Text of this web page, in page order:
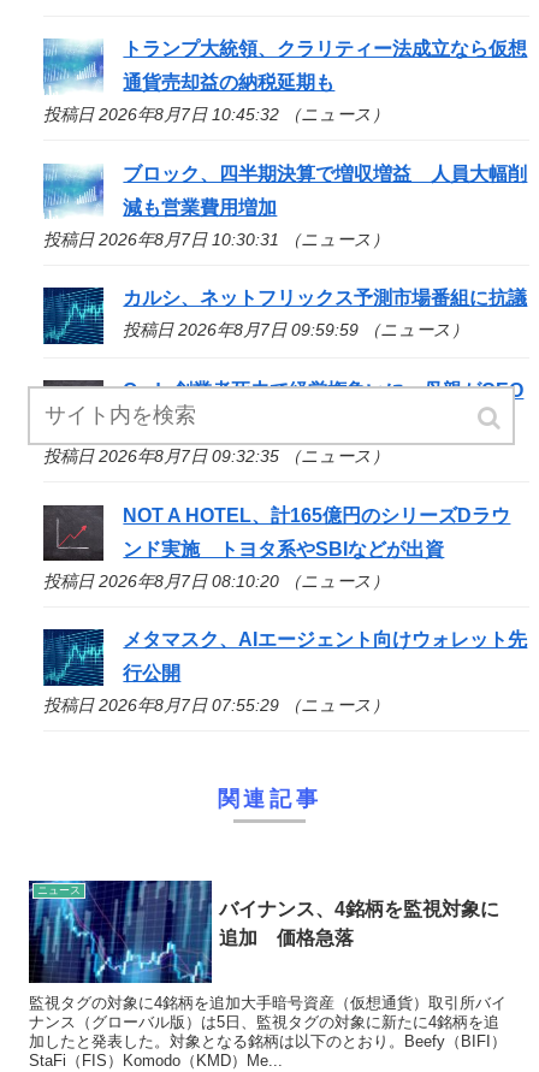
トランプ大統領、クラリティー法成立なら仮想
通貨売却益の納税延期も
投稿日 2026年8月7日 10:45:32 （ニュース）
ブロック、四半期決算で増収増益 人員大幅削
減も営業費用増加
投稿日 2026年8月7日 10:30:31 （ニュース）
カルシ、ネットフリックス予測市場番組に抗議
投稿日 2026年8月7日 09:59:59 （ニュース）
Ondo創業者死去で経営権争いに、母親がCEO
を提訴
投稿日 2026年8月7日 09:32:35 （ニュース）
NOT A HOTEL、計165億円のシリーズDラウ
ンド実施 トヨタ系やSBIなどが出資
投稿日 2026年8月7日 08:10:20 （ニュース）
メタマスク、AIエージェント向けウォレット先
行公開
投稿日 2026年8月7日 07:55:29 （ニュース）
関連記事
ニュース
バイナンス、4銘柄を監視対象に
追加 価格急落
監視タグの対象に4銘柄を追加大手暗号資産（仮想通貨）取引所バイ
ナンス（グローバル版）は5日、監視タグの対象に新たに4銘柄を追
加したと発表した。対象となる銘柄は以下のとおり。Beefy（BIFI）
StaFi（FIS）Komodo（KMD）Me...